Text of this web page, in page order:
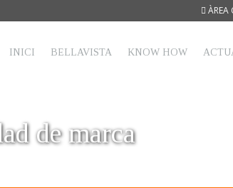
ÀREA
INICI BELLAVISTA KNOW HOW
de marca